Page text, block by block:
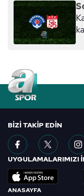
ANASAYFA
BIZI TAKIP EDIN
UYGULAMALARIMIZI